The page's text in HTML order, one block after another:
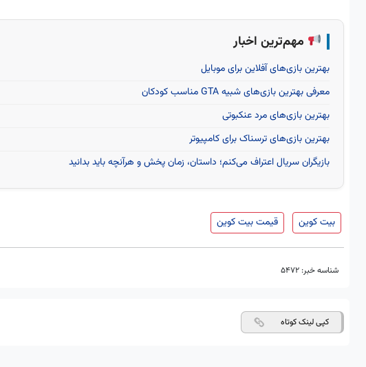
مهم‌ترین اخبار
بهترین بازی‌های آفلاین برای موبایل
معرفی بهترین بازی‌های شبیه GTA مناسب کودکان
بهترین بازی‌های مرد عنکبوتی
بهترین بازی‌های ترسناک برای کامپیوتر
بازیگران سریال اعتراف می‌کنم؛ داستان، زمان پخش و هرآنچه باید بدانید
بیت کوین قیمت بیت کوین
شناسه خبر:
کپی لینک کوتاه